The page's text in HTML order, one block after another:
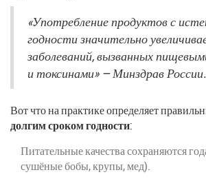
«Употребление продуктов с
годности значительно
заболеваний, вызванных
и токсинами» — Минздрав России.
Вот что на практике определяет
долгим сроком годности:
Питательные качества сохраняются
сушёные бобы, крупы, мед).